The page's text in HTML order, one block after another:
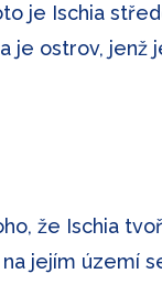
je Ischia
je ostrov, jenž
že Ischia
jejím území